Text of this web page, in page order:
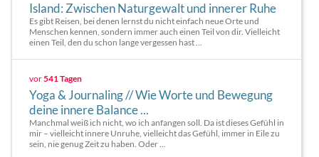
Island: Zwischen Naturgewalt und innerer Ruhe
Es gibt Reisen, bei denen lernst du nicht einfach neue Orte und
Menschen kennen, sondern immer auch einen Teil von dir. Vielleicht
einen Teil, den du schon lange vergessen hast ...
vor541 Tagen
Yoga & Journaling // Wie Worte und Bewegung
deine innere Balance ...
Manchmal weiß ich nicht, wo ich anfangen soll. Da ist dieses Gefühl in
mir – vielleicht innere Unruhe, vielleicht das Gefühl, immer in Eile zu
sein, nie genug Zeit zu haben. Oder ...